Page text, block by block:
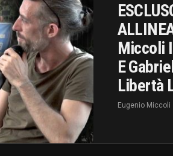
Miccoli
E
Libertà
Eugenio Miccoli